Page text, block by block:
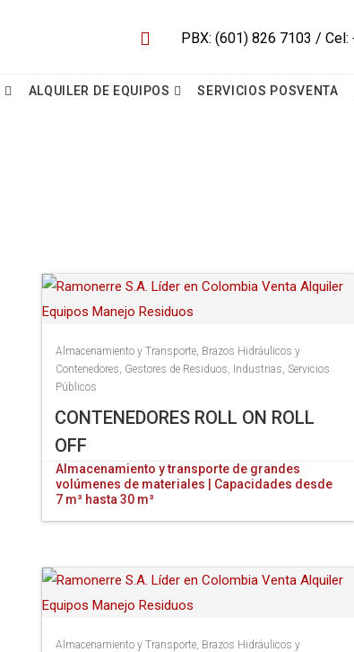
ALQUILER DE EQUIPOS SERVICIOS POSVENTA
Almacenamiento y Transporte, Brazos Hidráulicos y
Contenedores, Gestores de Residuos, Industrias, Servicios
Públicos
CONTENEDORES ROLL ON ROLL
OFF
Almacenamiento y transporte de grandes
volúmenes de materiales | Capacidades desde
7 m³ hasta 30 m³
Almacenamiento y Transporte, Brazos Hidráulicos y